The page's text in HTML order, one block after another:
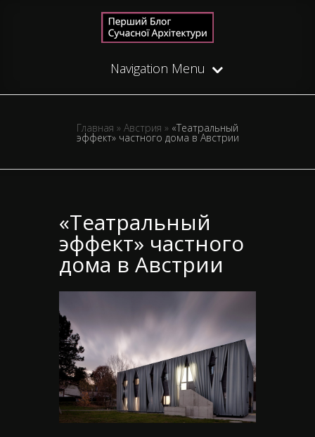
Navigation Menu
Главная » Австрия » «Театральный
эффект» частного дома в Австрии
«Театральный
эффект» частного
дома в Австрии